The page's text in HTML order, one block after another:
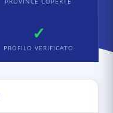
✓
PROFILO VERIFICATO